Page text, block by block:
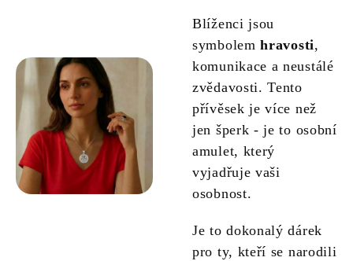
Blíženci jsou
symbolemhravosti,
komunikace a neustálé
zvědavosti. Tento
přívěsek je více než
jen šperk - je to osobní
amulet, který
vyjadřuje vaši
osobnost.
Je to dokonalý dárek
pro ty, kteří se narodili